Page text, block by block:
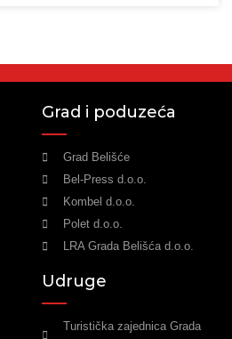
Grad i poduzeća
Grad Belišće
Bel-Press d.o.o.
Kombel d.o.o.
Polet d.o.o.
LRA Grada Belišća d.o.o.
Udruge
Turistička zajednica Grada